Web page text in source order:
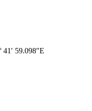
41′ 59.098″E